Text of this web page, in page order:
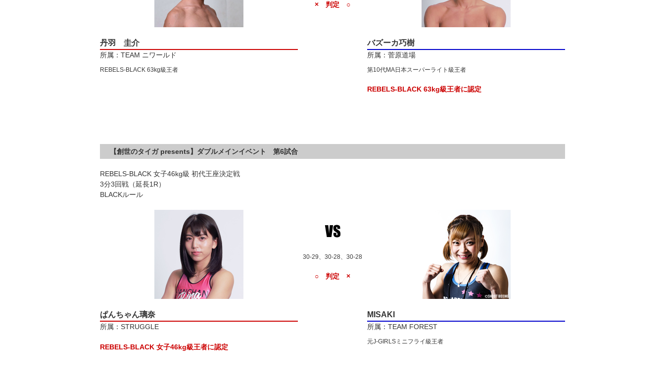
丹羽 圭介
所属：TEAM ニワールド
REBELS-BLACK 63kg級王者
× 判定 ○
バズーカ巧樹
所属：菅原道場
第10代MA日本スーパーライト級王者
REBELS-BLACK 63kg級王者に認定
【創世のタイガ presents】ダブルメインイベント 第6試合
REBELS-BLACK 女子46kg級 初代王座決定戦
3分3回戦（延長1R）
BLACKルール
ぱんちゃん璃奈
所属：STRUGGLE
REBELS-BLACK 女子46kg級王者に認定
30-29、30-28、30-28
○ 判定 ×
MISAKI
所属：TEAM FOREST
元J-GIRLSミニフライ級王者